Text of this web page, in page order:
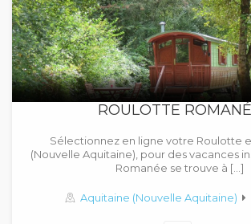
ROULOTTE
Sélectionnez en ligne votre Roulotte
(Nouvelle Aquitaine), pour des vacances
Romanée se trouve à […]
Aquitaine (Nouvelle Aquitaine)